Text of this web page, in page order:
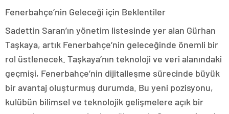
Fenerbahçe’nin Geleceği için Beklentiler
Sadettin Saran’ın yönetim listesinde yer alan Gürhan
Taşkaya, artık Fenerbahçe’nin geleceğinde önemli bir
rol üstlenecek. Taşkaya’nın teknoloji ve veri alanındaki
geçmişi, Fenerbahçe’nin dijitalleşme sürecinde büyük
bir avantaj oluşturmuş durumda. Bu yeni pozisyonu,
kulübün bilimsel ve teknolojik gelişmelere açık bir